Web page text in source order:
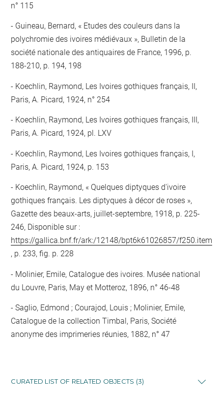
n° 115
Guineau, Bernard, « Etudes des couleurs dans la
polychromie des ivoires médiévaux », Bulletin de la
société nationale des antiquaires de France, 1996, p.
188-210, p. 194, 198
Koechlin, Raymond, Les Ivoires gothiques français, II,
Paris, A. Picard, 1924, n° 254
Koechlin, Raymond, Les Ivoires gothiques français, III,
Paris, A. Picard, 1924, pl. LXV
Koechlin, Raymond, Les Ivoires gothiques français, I,
Paris, A. Picard, 1924, p. 153
Koechlin, Raymond, « Quelques diptyques d'ivoire
gothiques français. Les diptyques à décor de roses »,
Gazette des beaux-arts, juillet-septembre, 1918, p. 225-
246, Disponible sur :
https://gallica.bnf.fr/ark:/12148/bpt6k61026857/f250.item
, p. 233, fig. p. 228
Molinier, Emile, Catalogue des ivoires. Musée national
du Louvre, Paris, May et Motteroz, 1896, n° 46-48
Saglio, Edmond ; Courajod, Louis ; Molinier, Emile,
Catalogue de la collection Timbal, Paris, Société
anonyme des imprimeries réunies, 1882, n° 47
CURATED LIST OF RELATED OBJECTS (3)